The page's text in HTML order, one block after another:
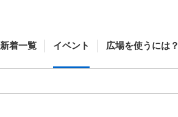
新着一覧 イベント 広場を使うには？